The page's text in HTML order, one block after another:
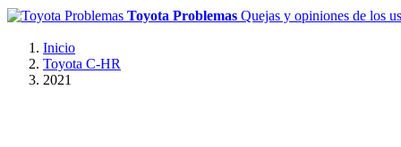
Toyota Problemas Quejas y opiniones de los
Inicio
Toyota C-HR
2021